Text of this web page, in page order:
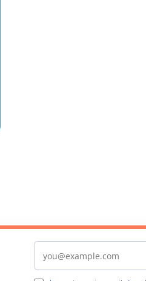
Email address